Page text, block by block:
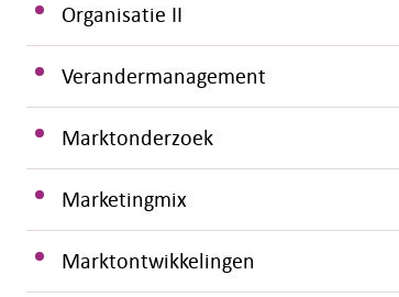
Organisatie II
Verandermanagement
Marktonderzoek
Marketingmix
Marktontwikkelingen